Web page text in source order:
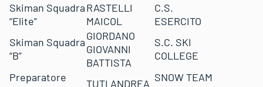
Skiman Squadra
“Elite”
RASTELLI
MAICOL
C.S.
ESERCITO
Skiman Squadra
“B”
GIORDANO
GIOVANNI
BATTISTA
S.C. SKI
COLLEGE
Preparatore
TUTI ANDREA SNOW TEAM